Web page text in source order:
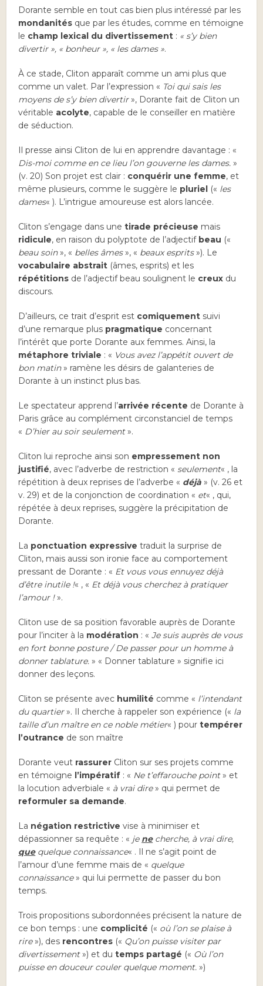
Dorante semble en tout cas bien plus intéressé par les
mondanités que par les études, comme en témoigne
le champ lexical du divertissement : « s’y bien
divertir », « bonheur », « les dames ».
À ce stade, Cliton apparaît comme un ami plus que
comme un valet. Par l’expression « Toi qui sais les
moyens de s’y bien divertir», Dorante fait de Cliton un
véritable acolyte, capable de le conseiller en matière
de séduction.
Il presse ainsi Cliton de lui en apprendre davantage : «
Dis-moi comme en ce lieu l’on gouverne les dames. »
(v. 20) Son projet est clair : conquérir une femme, et
même plusieurs, comme le suggère le pluriel (« les
dames« ). L’intrigue amoureuse est alors lancée.
Cliton s’engage dans unetirade précieuse mais
ridicule, en raison du polyptote de l’adjectif beau («
beau soin», « belles âmes», « beaux esprits»). Le
vocabulaire abstrait (âmes, esprits) et les
répétitions de l’adjectif beau soulignent le creux du
discours.
D’ailleurs, ce trait d’esprit est comiquement suivi
d’une remarque plus pragmatique concernant
l’intérêt que porte Dorante aux femmes. Ainsi, la
métaphore triviale : « Vous avez l’appétit ouvert de
bon matin» ramène les désirs de galanteries de
Dorante à un instinct plus bas.
Le spectateur apprend l’arrivée récente de Dorante à
Paris grâce au complément circonstanciel de temps
« D’hier au soir seulement».
Cliton lui reproche ainsi son empressement non
justifié, avec l’adverbe de restriction « seulement« , la
répétition à deux reprises de l’adverbe « déjà » (v. 26 et
v. 29) et de la conjonction de coordination « et« , qui,
répétée à deux reprises, suggère la précipitation de
Dorante.
La ponctuation expressive traduit la surprise de
Cliton, mais aussi son ironie face au comportement
pressant de Dorante : « Et vous vous ennuyez déjà
d’être inutile !« , « Et déjà vous cherchez à pratiquer
l’amour !».
Cliton use de sa position favorable auprès de Dorante
pour l’inciter à la modération : «Je suis auprès de vous
en fort bonne posture / De passer pour un homme à
donner tablature.» « Donner tablature » signifie ici
donner des leçons.
Cliton se présente avec humilité comme « l’intendant
du quartier». Il cherche à rappeler son expérience (« la
taille d’un maître en ce noble métier« ) pourtempérer
l’outrance de son maître
Dorante veut rassurer Cliton sur ses projets comme
en témoigne l’impératif : « Ne t’effarouche point» et
la locution adverbiale « à vrai dire» qui permet de
reformuler sa demande.
La négation restrictivevise à minimiser et
dépassionner sa requête : « je necherche, à vrai dire,
quequelque connaissance« . Il ne s’agit point de
l’amour d’une femme mais de « quelque
connaissance» qui lui permette de passer du bon
temps.
Trois propositions subordonnées précisent la nature de
ce bon temps : une complicité (« où l’on se plaise à
rire»), des rencontres (« Qu’on puisse visiter par
divertissement») et dutemps partagé (« Où l’on
puisse en douceur couler quelque moment.»)